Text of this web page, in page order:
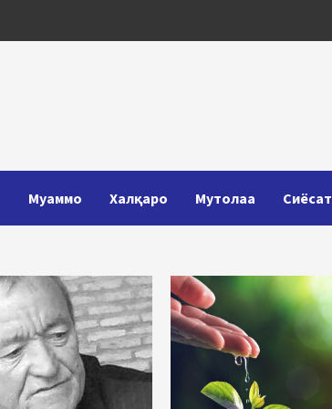
Муаммо Халқаро Мутолаа Сиёсат